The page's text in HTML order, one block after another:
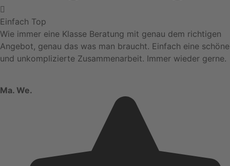
Einfach Top
Wie immer eine Klasse Beratung mit genau dem richtigen
Angebot, genau das was man braucht. Einfach eine schöne
und unkomplizierte Zusammenarbeit. Immer wieder gerne.
Ma. We.